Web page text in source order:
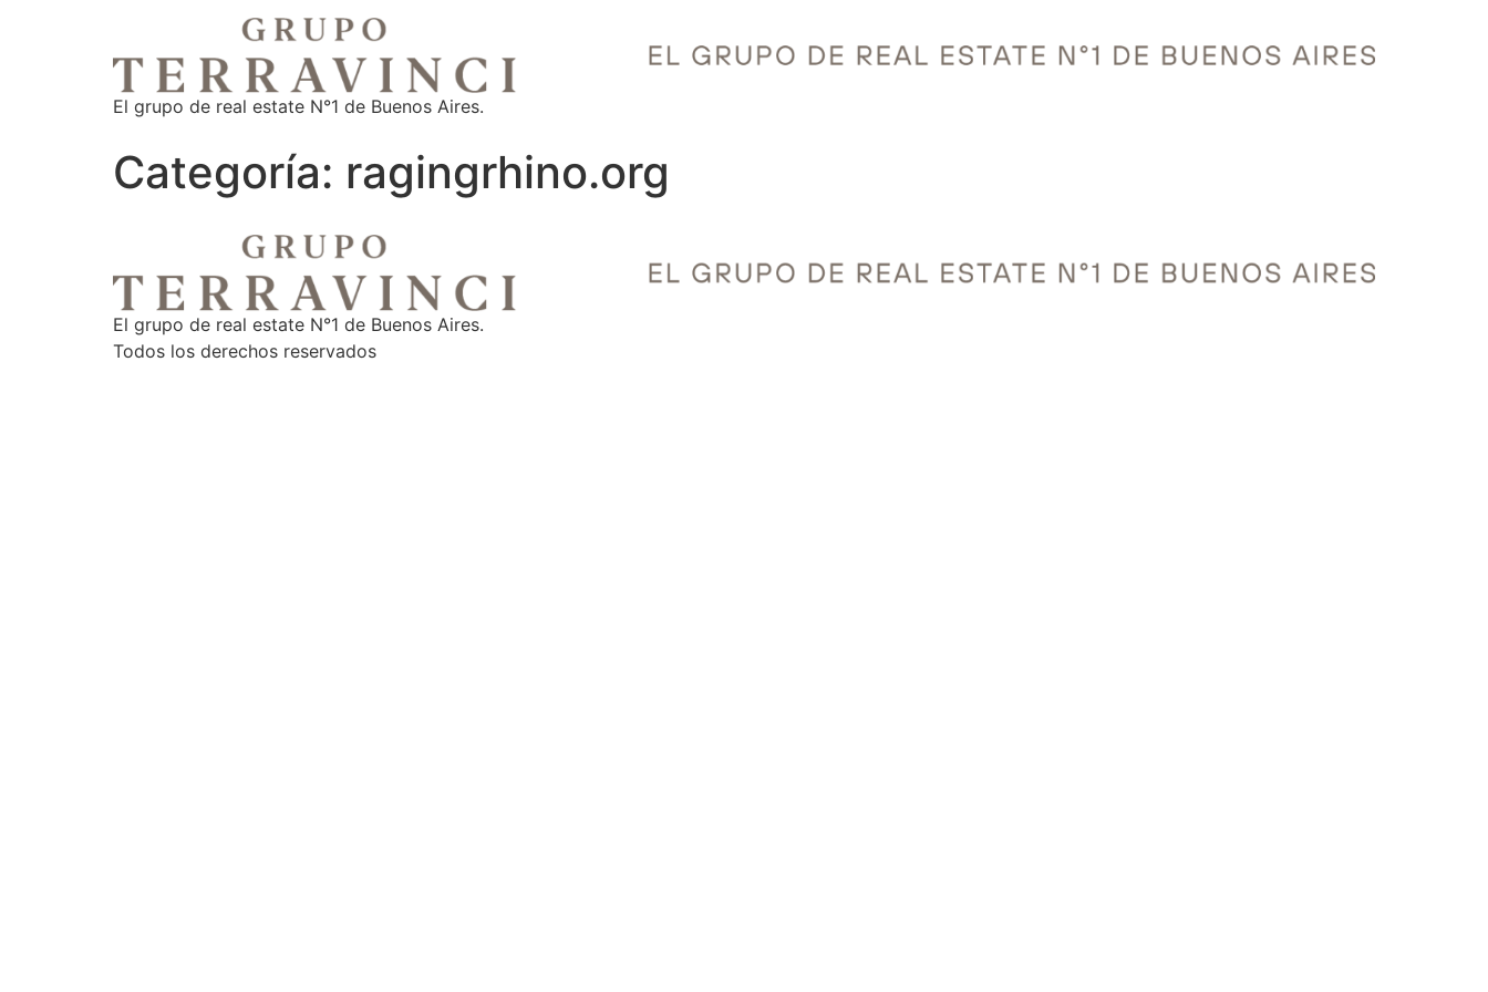
El grupo de real estate N°1 de Buenos Aires.
Categoría: ragingrhino.org
El grupo de real estate N°1 de Buenos Aires.
Todos los derechos reservados